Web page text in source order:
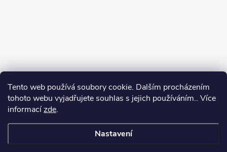
Tento web používá soubory cookie. Dalším procházením
tohoto webu vyjadřujete souhlas s jejich používáním.. Více
informacízde.
Nastavení